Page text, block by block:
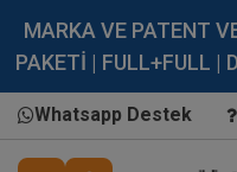
MARKA VE PATENT
PAKETİ | FULL+FULL |
Whatsapp Destek